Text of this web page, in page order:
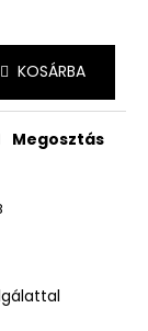
KOSÁRBA
Megosztás